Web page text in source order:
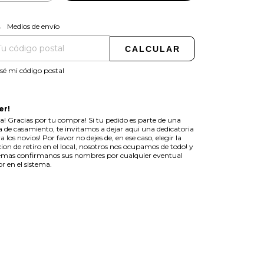
para el CP:
Medios de envío
CALCULAR
mi código postal
Gracias por tu compra! Si tu pedido es parte de una
de casamiento, te invitamos a dejar aqui una dedicatoria
los novios! Por favor no dejes de, en ese caso, elegir la
de retiro en el local, nosotros nos ocupamos de todo! y
confirmanos sus nombres por cualquier eventual
en el sistema.